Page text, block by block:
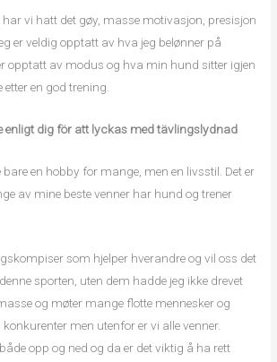
har vi hatt det gøy, masse motivasjon, presisjon
er veldig opptatt av hva jeg belønner på
opptatt av modus og hva min hund sitter igjen
en god trening.
enligt dig för att lyckas med tävlingslydnad
bare en hobby for mange, men en livsstil. Det er
av mine beste venner har hund og trener
som hjelper hverandre og vil oss det
sporten, uten dem hadde jeg ikke drevet
og møter mange flotte mennesker og
men utenfor er vi alle venner.
opp og ned og da er det viktig å ha rett